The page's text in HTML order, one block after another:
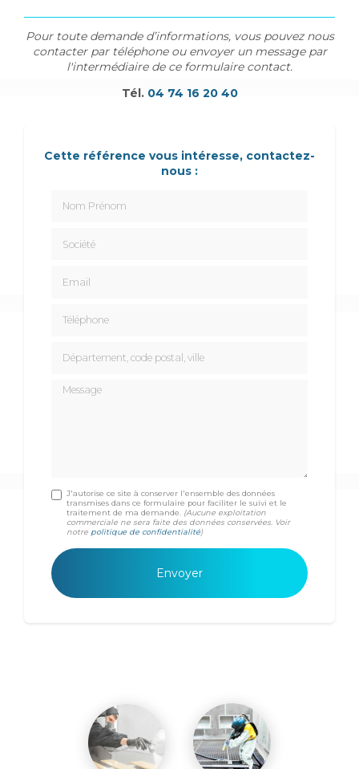
Pour toute demande d’informations, vous pouvez nous
contacter par téléphone ou envoyer un message par
l'intermédiaire de ce formulaire contact.
Tél. 04 74 16 20 40
Cette référence vous intéresse, contactez-
nous :
Message
J'autorise ce site à conserver l'ensemble des données
transmises dans ce formulaire pour faciliter le suivi et le
traitement de ma demande.
(Aucune exploitation
commerciale ne sera faite des données conservées. Voir
notre politique de confidentialité)